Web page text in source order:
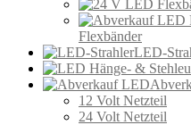
Flexbänder
LED-
12 Volt Netzteil
24 Volt Netzteil